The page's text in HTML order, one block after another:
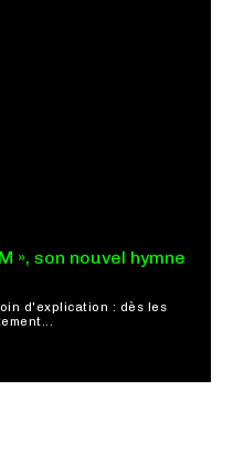
», son nouvel hymne
d'explication : dès les